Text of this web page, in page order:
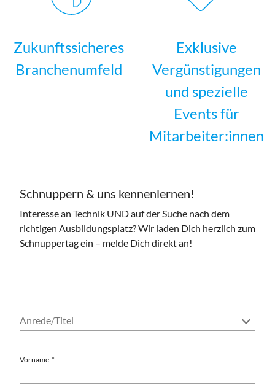
Zukunftssicheres
Branchenumfeld
Exklusive
Vergünstigungen
und spezielle
Events für
Mitarbeiter:innen
Schnuppern & uns kennenlernen!
Interesse an Technik UND auf der Suche nach dem
richtigen Ausbildungsplatz? Wir laden Dich herzlich zum
Schnuppertag ein – melde Dich direkt an!
Anrede/Titel
Vorname